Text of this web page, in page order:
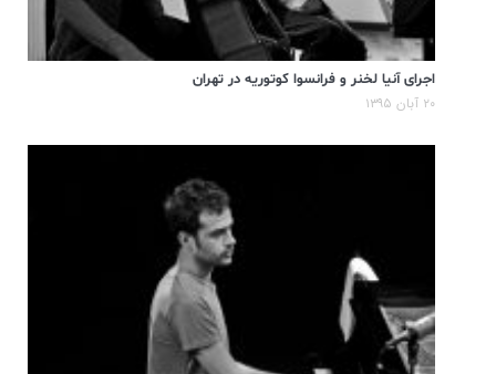
اجرای آنیا لخنر و فرانسوا کوتوریه در تهران
۲۰ آبان ۱۳۹۵